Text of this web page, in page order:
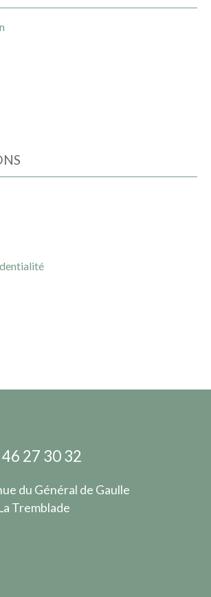
27 30 32
du Général de Gaulle
Tremblade